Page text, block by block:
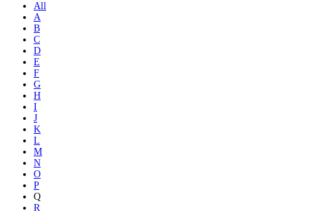
All
A
B
C
D
E
F
G
H
I
J
K
L
M
N
O
P
Q
R